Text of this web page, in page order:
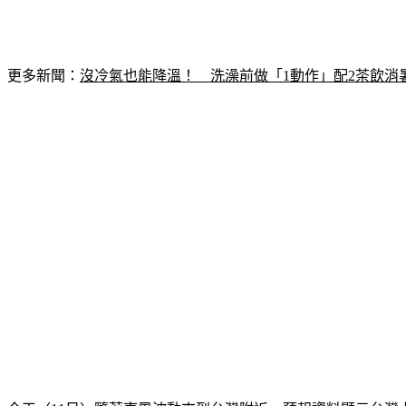
更多新聞： 沒冷氣也能降溫！　洗澡前做「1動作」配2茶飲消